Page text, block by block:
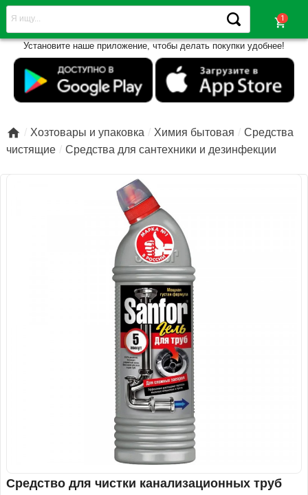
shopping_cart
Установите наше приложение, чтобы делать покупки удобнее!
 Хозтовары и упаковка Химия бытовая
Средства
чистящие
Средства для сантехники и дезинфекции
Средство для чистки канализационных труб